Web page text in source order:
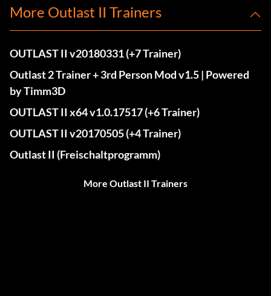
More Outlast II Trainers
OUTLAST II v20180331 (+7 Trainer)
Outlast 2 Trainer + 3rd Person Mod v1.5 | Powered
by Timm3D
OUTLAST II x64 v1.0.17517 (+6 Trainer)
OUTLAST II v20170505 (+4 Trainer)
Outlast II (Freischaltprogramm)
More Outlast II Trainers